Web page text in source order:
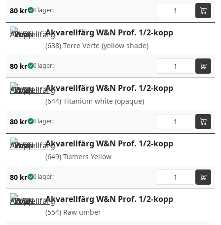
80 kr I lager:
Akvarellfärg W&N Prof. 1/2-kopp
(638) Terre Verte (yellow shade)
80 kr I lager:
Akvarellfärg W&N Prof. 1/2-kopp
(644) Titanium white (opaque)
80 kr I lager:
Akvarellfärg W&N Prof. 1/2-kopp
(649) Turners Yellow
80 kr I lager:
Akvarellfärg W&N Prof. 1/2-kopp
(554) Raw umber